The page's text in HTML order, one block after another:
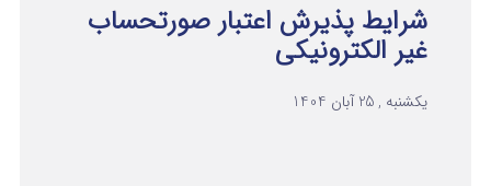
شرایط پذیرش اعتبار صورتحساب
غیر الکترونیکی
یکشنبه , 25 آبان 1404